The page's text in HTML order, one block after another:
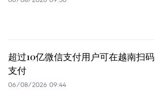
超过10亿微信支付用户可在越南扫码
支付
06/08/2026 09:44